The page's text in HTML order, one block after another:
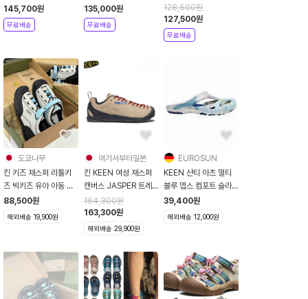
1030534
145,700원
무료배송
135,000원
무료배송
닉 스니커즈 운동화 핑
크
128,500원
127,500원
무료배송
도쿄나무
킨 키즈 재스퍼 리틀키
즈 빅키즈 유아 아동 운
동화 실버 버치 블루
Silver BirchBaltic
88,500원
해외배송 19,900원
여기서부터일본
킨 KEEN 여성 재스퍼
캔버스 JASPER 트레
킹 등산화 운동화 실버
밍크 1004347
164,300원
163,300원
해외배송 29,900원
EUROSUN
KEEN 샨티 아츠 멀티
블루 뎁스 컴포트 슬라
이드
39,400원
해외배송 12,000원